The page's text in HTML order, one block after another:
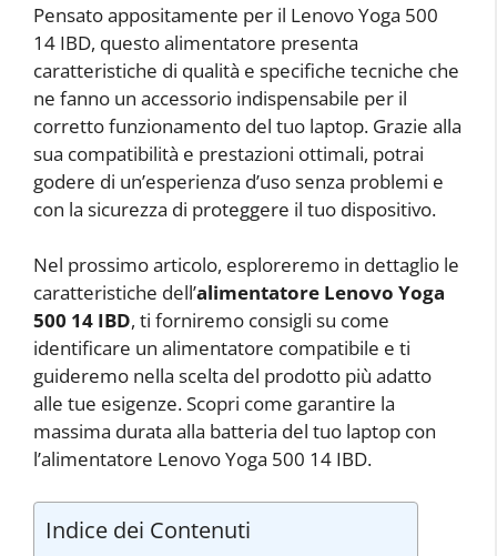
Pensato appositamente per il Lenovo Yoga 500
14 IBD, questo alimentatore presenta
caratteristiche di qualità e specifiche tecniche che
ne fanno un accessorio indispensabile per il
corretto funzionamento del tuo laptop. Grazie alla
sua compatibilità e prestazioni ottimali, potrai
godere di un’esperienza d’uso senza problemi e
con la sicurezza di proteggere il tuo dispositivo.
Nel prossimo articolo, esploreremo in dettaglio le
caratteristiche dell’alimentatore Lenovo Yoga
500 14 IBD, ti forniremo consigli su come
identificare un alimentatore compatibile e ti
guideremo nella scelta del prodotto più adatto
alle tue esigenze. Scopri come garantire la
massima durata alla batteria del tuo laptop con
l’alimentatore Lenovo Yoga 500 14 IBD.
Indice dei Contenuti